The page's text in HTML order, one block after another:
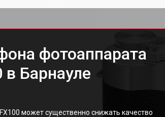
фотоаппарата
в Барнауле
может существенно снижать качество